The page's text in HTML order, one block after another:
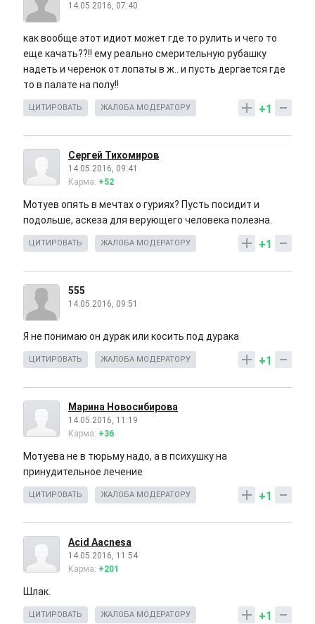
14.05.2016, 07:40
как вообще этот идиот может где то рулить и чего то
еще качать??!! ему реально смерительную рубашку
надеть и черенок от лопаты в ж.. и пусть дергается где
то в палате на полу!!
+1
ЦИТИРОВАТЬ ЖАЛОБА МОДЕРАТОРУ
Сергей Тихомиров
14.05.2016, 09:41
Карма: +52
Мотуев опять в мечтах о гуриях? Пусть посидит и
подольше, аскеза для верующего человека полезна.
+1
ЦИТИРОВАТЬ ЖАЛОБА МОДЕРАТОРУ
555
14.05.2016, 09:51
Я не понимаю он дурак или косить под дурака
+1
ЦИТИРОВАТЬ ЖАЛОБА МОДЕРАТОРУ
Марина Новосибирова
14.05.2016, 11:19
Карма: +36
Мотуева не в тюрьму надо, а в психушку на
принудительное лечение
+1
ЦИТИРОВАТЬ ЖАЛОБА МОДЕРАТОРУ
Acid Aacnesa
14.05.2016, 11:54
Карма: +201
Шлак.
+1
ЦИТИРОВАТЬ ЖАЛОБА МОДЕРАТОРУ